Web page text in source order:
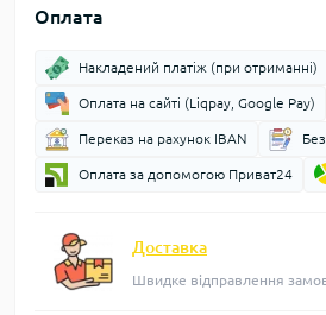
Оплата
Накладений платіж (при отриманні)
Оплата на сайті (Liqpay, Google Pay)
Переказ на рахунок IBAN
Оплата за допомогою Приват24
Доставка
Швидке відправлення